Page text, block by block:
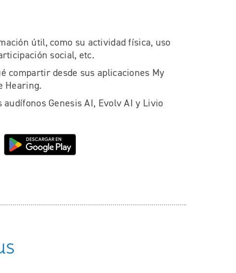
útil, como su actividad física, uso
social, etc.
compartir desde sus aplicaciones My
Hearing.
audífonos Genesis AI, Evolv AI y Livio